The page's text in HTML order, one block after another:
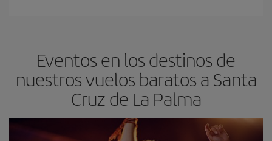
Eventos en los destinos de
nuestros vuelos baratos a Santa
Cruz de La Palma